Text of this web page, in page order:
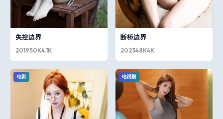
失控边界
201950K4.1K
断桥边界
202348K4K
电影 电视剧